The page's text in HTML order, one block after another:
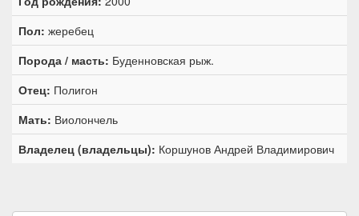
Пол: жеребец
Порода / масть: Буденновская рыж.
Отец: Полигон
Мать: Виолончель
Владелец (владельцы): Коршунов Андрей Владимирович